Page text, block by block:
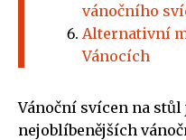
vánočního
Alternativní
Vánocích
Vánoční svícen na
nejoblíbenějších